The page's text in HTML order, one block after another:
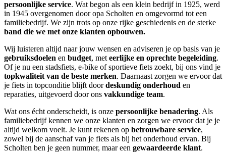
persoonlijke service. Wat begon als een klein bedrijf in 1925, werd
in 1945 overgenomen door opa Scholten en omgevormd tot een
familiebedrijf. We zijn trots op onze rijke geschiedenis en de sterke
band die we met onze klanten opbouwen.
Wij luisteren altijd naar jouw wensen en adviseren je op basis van je
gebruiksdoelen en budget, met eerlijke en oprechte begeleiding.
Of je nu een stadsfiets, e-bike of sportieve fiets zoekt, bij ons vind je
topkwaliteit van de beste merken. Daarnaast zorgen we ervoor dat
je fiets in topconditie blijft doordeskundig onderhoud en
reparaties, uitgevoerd door ons vakkundige team.
Wat ons écht onderscheidt, is onze persoonlijke benadering. Als
familiebedrijf kennen we onze klanten en zorgen we ervoor dat je je
altijd welkom voelt. Je kunt rekenen op betrouwbare service,
zowel bij de aanschaf van je fiets als bij het onderhoud ervan. Bij
Scholten ben je geen nummer, maar een gewaardeerde klant.